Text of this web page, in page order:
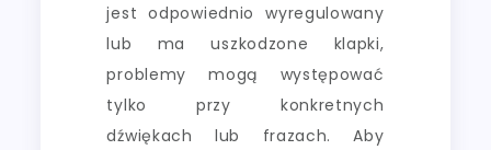
jest odpowiednio wyregulowany
lub ma uszkodzone klapki,
problemy mogą występować
tylko przy konkretnych
dźwiękach lub frazach. Aby